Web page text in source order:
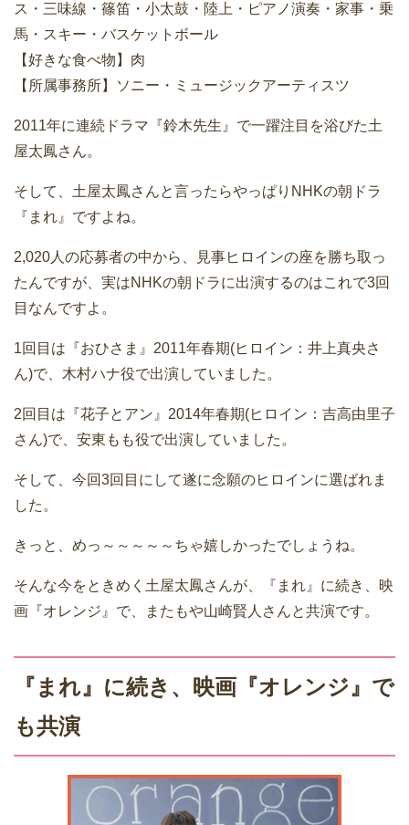
ス・三味線・篠笛・小太鼓・陸上・ピアノ演奏・家事・乗
馬・スキー・バスケットボール
【好きな食べ物】肉
【所属事務所】ソニー・ミュージックアーティスツ
2011年に連続ドラマ『鈴木先生』で一躍注目を浴びた土
屋太鳳さん。
そして、土屋太鳳さんと言ったらやっぱりNHKの朝ドラ
『まれ』ですよね。
2,020人の応募者の中から、見事ヒロインの座を勝ち取っ
たんですが、実はNHKの朝ドラに出演するのはこれで3回
目なんですよ。
1回目は『おひさま』2011年春期(ヒロイン：井上真央さ
ん)で、木村ハナ役で出演していました。
2回目は『花子とアン』2014年春期(ヒロイン：吉高由里子
さん)で、安東もも役で出演していました。
そして、今回3回目にして遂に念願のヒロインに選ばれま
した。
きっと、めっ～～～～～ちゃ嬉しかったでしょうね。
そんな今をときめく土屋太鳳さんが、『まれ』に続き、映
画『オレンジ』で、またもや山崎賢人さんと共演です。
『まれ』に続き、映画『オレンジ』で
も共演